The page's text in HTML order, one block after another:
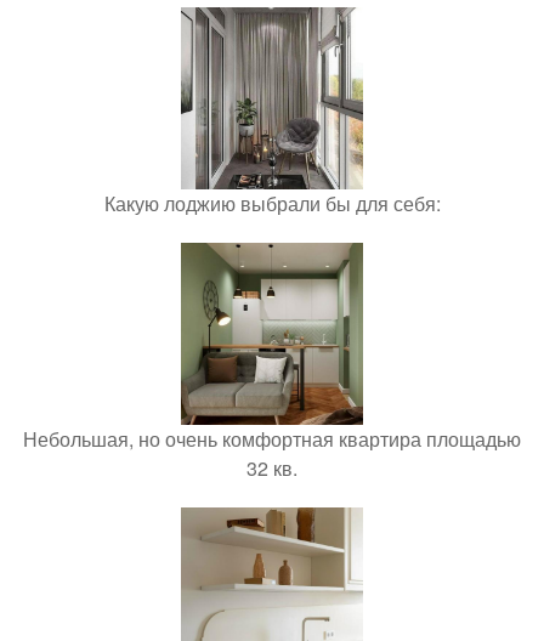
Какую лоджию выбрали бы для себя:
Небольшая, но очень комфортная квартира площадью
32 кв.